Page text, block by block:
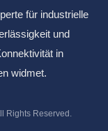
für industrielle
und
in
widmet.
Rights Reserved.